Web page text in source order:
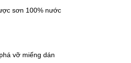
sơn 100% nước
vỡ miếng dán